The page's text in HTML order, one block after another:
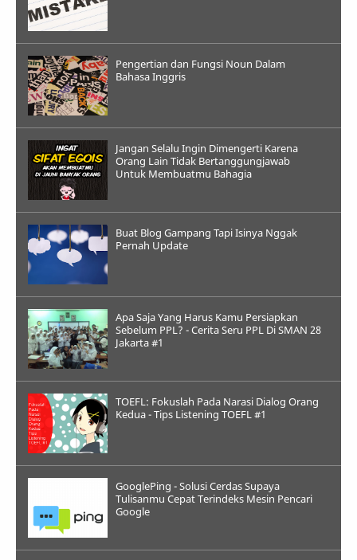
Pengertian dan Fungsi Noun Dalam
Bahasa Inggris
Jangan Selalu Ingin Dimengerti Karena
Orang Lain Tidak Bertanggungjawab
Untuk Membuatmu Bahagia
Buat Blog Gampang Tapi Isinya Nggak
Pernah Update
Apa Saja Yang Harus Kamu Persiapkan
Sebelum PPL? - Cerita Seru PPL Di SMAN 28
Jakarta #1
TOEFL: Fokuslah Pada Narasi Dialog Orang
Kedua - Tips Listening TOEFL #1
GooglePing - Solusi Cerdas Supaya
Tulisanmu Cepat Terindeks Mesin Pencari
Google